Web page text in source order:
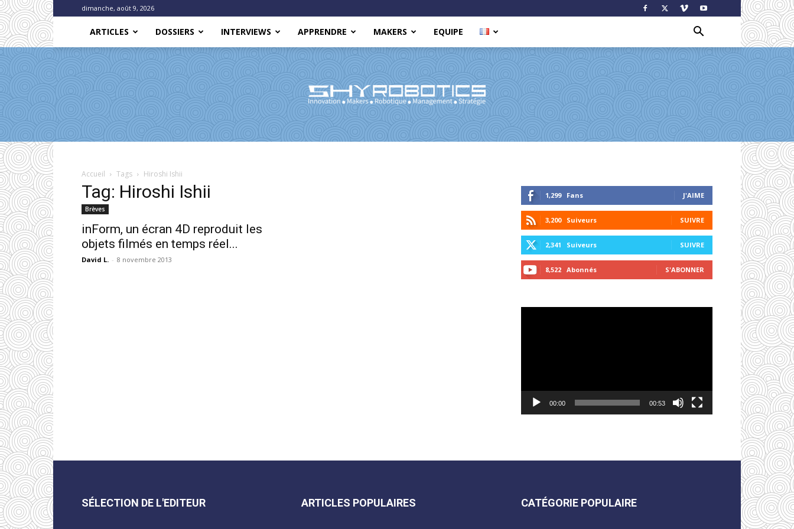
dimanche, août 9, 2026
ARTICLES DOSSIERS INTERVIEWS APPRENDRE MAKERS EQUIPE
Accueil Tags Hiroshi Ishii
Tag: Hiroshi Ishii
Brèves
inForm, un écran 4D reproduit les
objets filmés en temps réel...
David L. - 8 novembre 2013
1,299 Fans J'AIME
3,200 Suiveurs SUIVRE
2,341 Suiveurs SUIVRE
8,522 Abonnés S'ABONNER
00:00 00:53
SÉLECTION DE L'EDITEUR ARTICLES POPULAIRES CATÉGORIE POPULAIRE